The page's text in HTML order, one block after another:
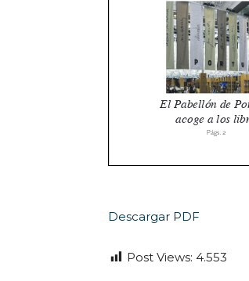
Descargar PDF
Post Views: 4.553